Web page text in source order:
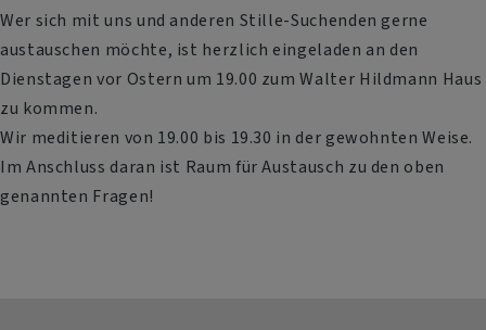
Wer sich mit uns und anderen Stille-Suchenden gerne
austauschen möchte, ist herzlich eingeladen an den
Dienstagen vor Ostern um 19.00 zum Walter Hildmann Haus
zu kommen.
Wir meditieren von 19.00 bis 19.30 in der gewohnten Weise.
Im Anschluss daran ist Raum für Austausch zu den oben
genannten Fragen!